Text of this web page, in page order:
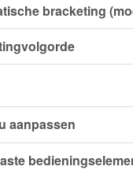
bracketing
aanpassen